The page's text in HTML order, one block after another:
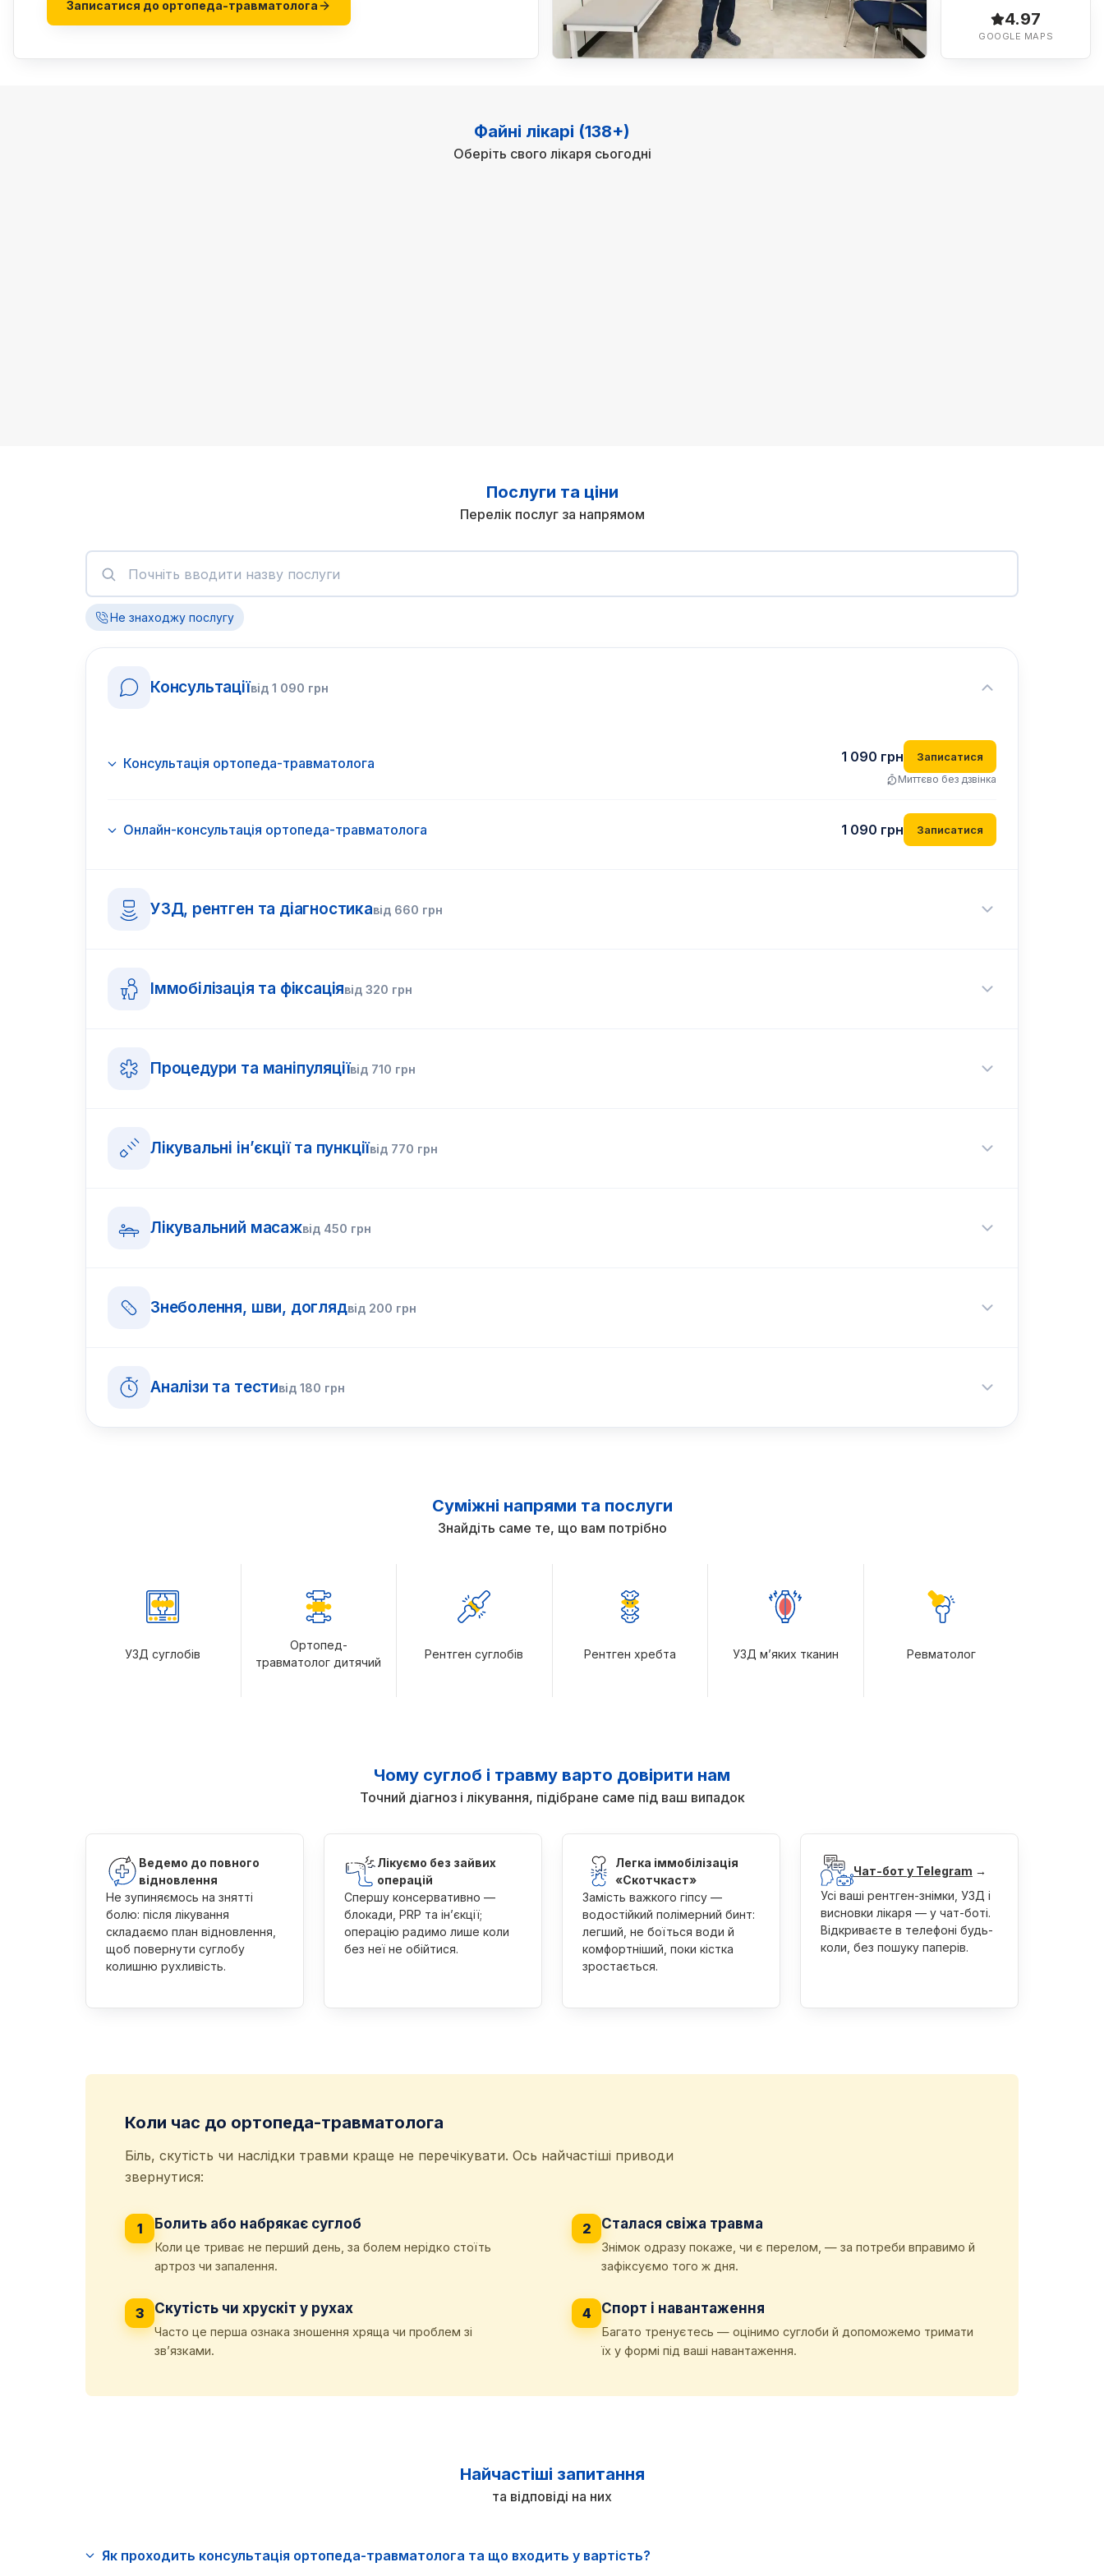
Записатися до ортопеда-травматолога
4.97
GOOGLE MAPS
Файні лікарі (138+)
Оберіть свого лікаря сьогодні
Послуги та ціни
Перелік послуг за напрямом
Не знаходжу послугу
Консультаціївід 1 090 грн
Консультація ортопеда-травматолога 1 090 грн Записатися
Миттєво без дзвінка
Онлайн-консультація ортопеда-травматолога 1 090 грн Записатися
УЗД, рентген та діагностикавід 660 грн
Іммобілізація та фіксаціявід320 грн
Процедури та маніпуляціївід 710 грн
Лікувальні ін’єкції та пункціївід 770 грн
Лікувальний масажвід 450 грн
Знеболення, шви, доглядвід 200 грн
Аналізи та тестивід 180 грн
Суміжні напрями та послуги
Знайдіть саме те, що вам потрібно
УЗД суглобів
Ортопед-
травматолог дитячий
Рентген суглобів Рентген хребта УЗД м’яких тканин Ревматолог
Чому суглоб і травму варто довірити нам
Точний діагноз і лікування, підібране саме під ваш випадок
Ведемо до повного
відновлення
Не зупиняємось на знятті
болю: після лікування
складаємо план відновлення,
щоб повернути суглобу
колишню рухливість.
Лікуємо без зайвих
операцій
Спершу консервативно —
блокади, PRP та ін’єкції;
операцію радимо лише коли
без неї не обійтися.
Легка іммобілізація
«Скотчкаст»
Замість важкого гіпсу —
водостійкий полімерний бинт:
легший, не боїться води й
комфортніший, поки кістка
зростається.
Чат-бот у Telegram →
Усі ваші рентген-знімки, УЗД і
висновки лікаря — у чат-боті.
Відкриваєте в телефоні будь-
коли, без пошуку паперів.
Коли час до ортопеда-травматолога
Біль, скутість чи наслідки травми краще не перечікувати. Ось найчастіші приводи
звернутися:
1 Болить або набрякає суглоб
Коли це триває не перший день, за болем нерідко стоїть
артроз чи запалення.
2 Сталася свіжа травма
Знімок одразу покаже, чи є перелом, — за потреби вправимо й
зафіксуємо того ж дня.
3 Скутість чи хрускіт у рухах
Часто це перша ознака зношення хряща чи проблем зі
зв’язками.
4 Спорт і навантаження
Багато тренуєтесь — оцінимо суглоби й допоможемо тримати
їх у формі під ваші навантаження.
Найчастіші запитання
та відповіді на них
Як проходить консультація ортопеда-травматолога та що входить у вартість?